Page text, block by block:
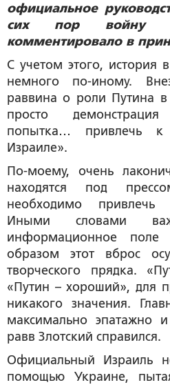
официальное
сих пор войну
комментировало в
С учетом этого, история
немного по-иному.
раввина о роли Путина
просто
попытка… привлечь
Израиле».
По-моему, очень
находятся под
необходимо привлечь
Иными словами
информационное
образом этот вброс
творческого прядка.
«Путин – хороший», для
никакого значения.
максимально эпатажно
равв Злотский справился.
Официальный Израиль
помощью Украине,